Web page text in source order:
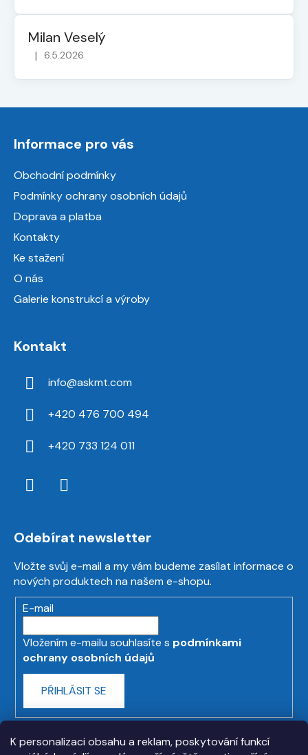
K personalizaci obsahu a reklam, poskytování funkcí
Milan Veselý
Hodnocení obchodu je 5 z 5 hvězdiček.
| 6.5.2026
Informace pro vás
Obchodní podmínky
Podmínky ochrany osobních údajů
Doprava a platba
Kontakty
Ke stažení
O nás
Galerie konstrukcí a výroby
Kontakt
info@askmt.com
+420 476 700 494
+420 733 124 011
Odebírat newsletter
Vložte svůj e-mail a my vám budeme zasílat informace o
nových produktech na našem e-shopu.
E-mail
Vložením e-mailu souhlasíte s podmínkami
ochrany osobních údajů
PŘIHLÁSIT SE